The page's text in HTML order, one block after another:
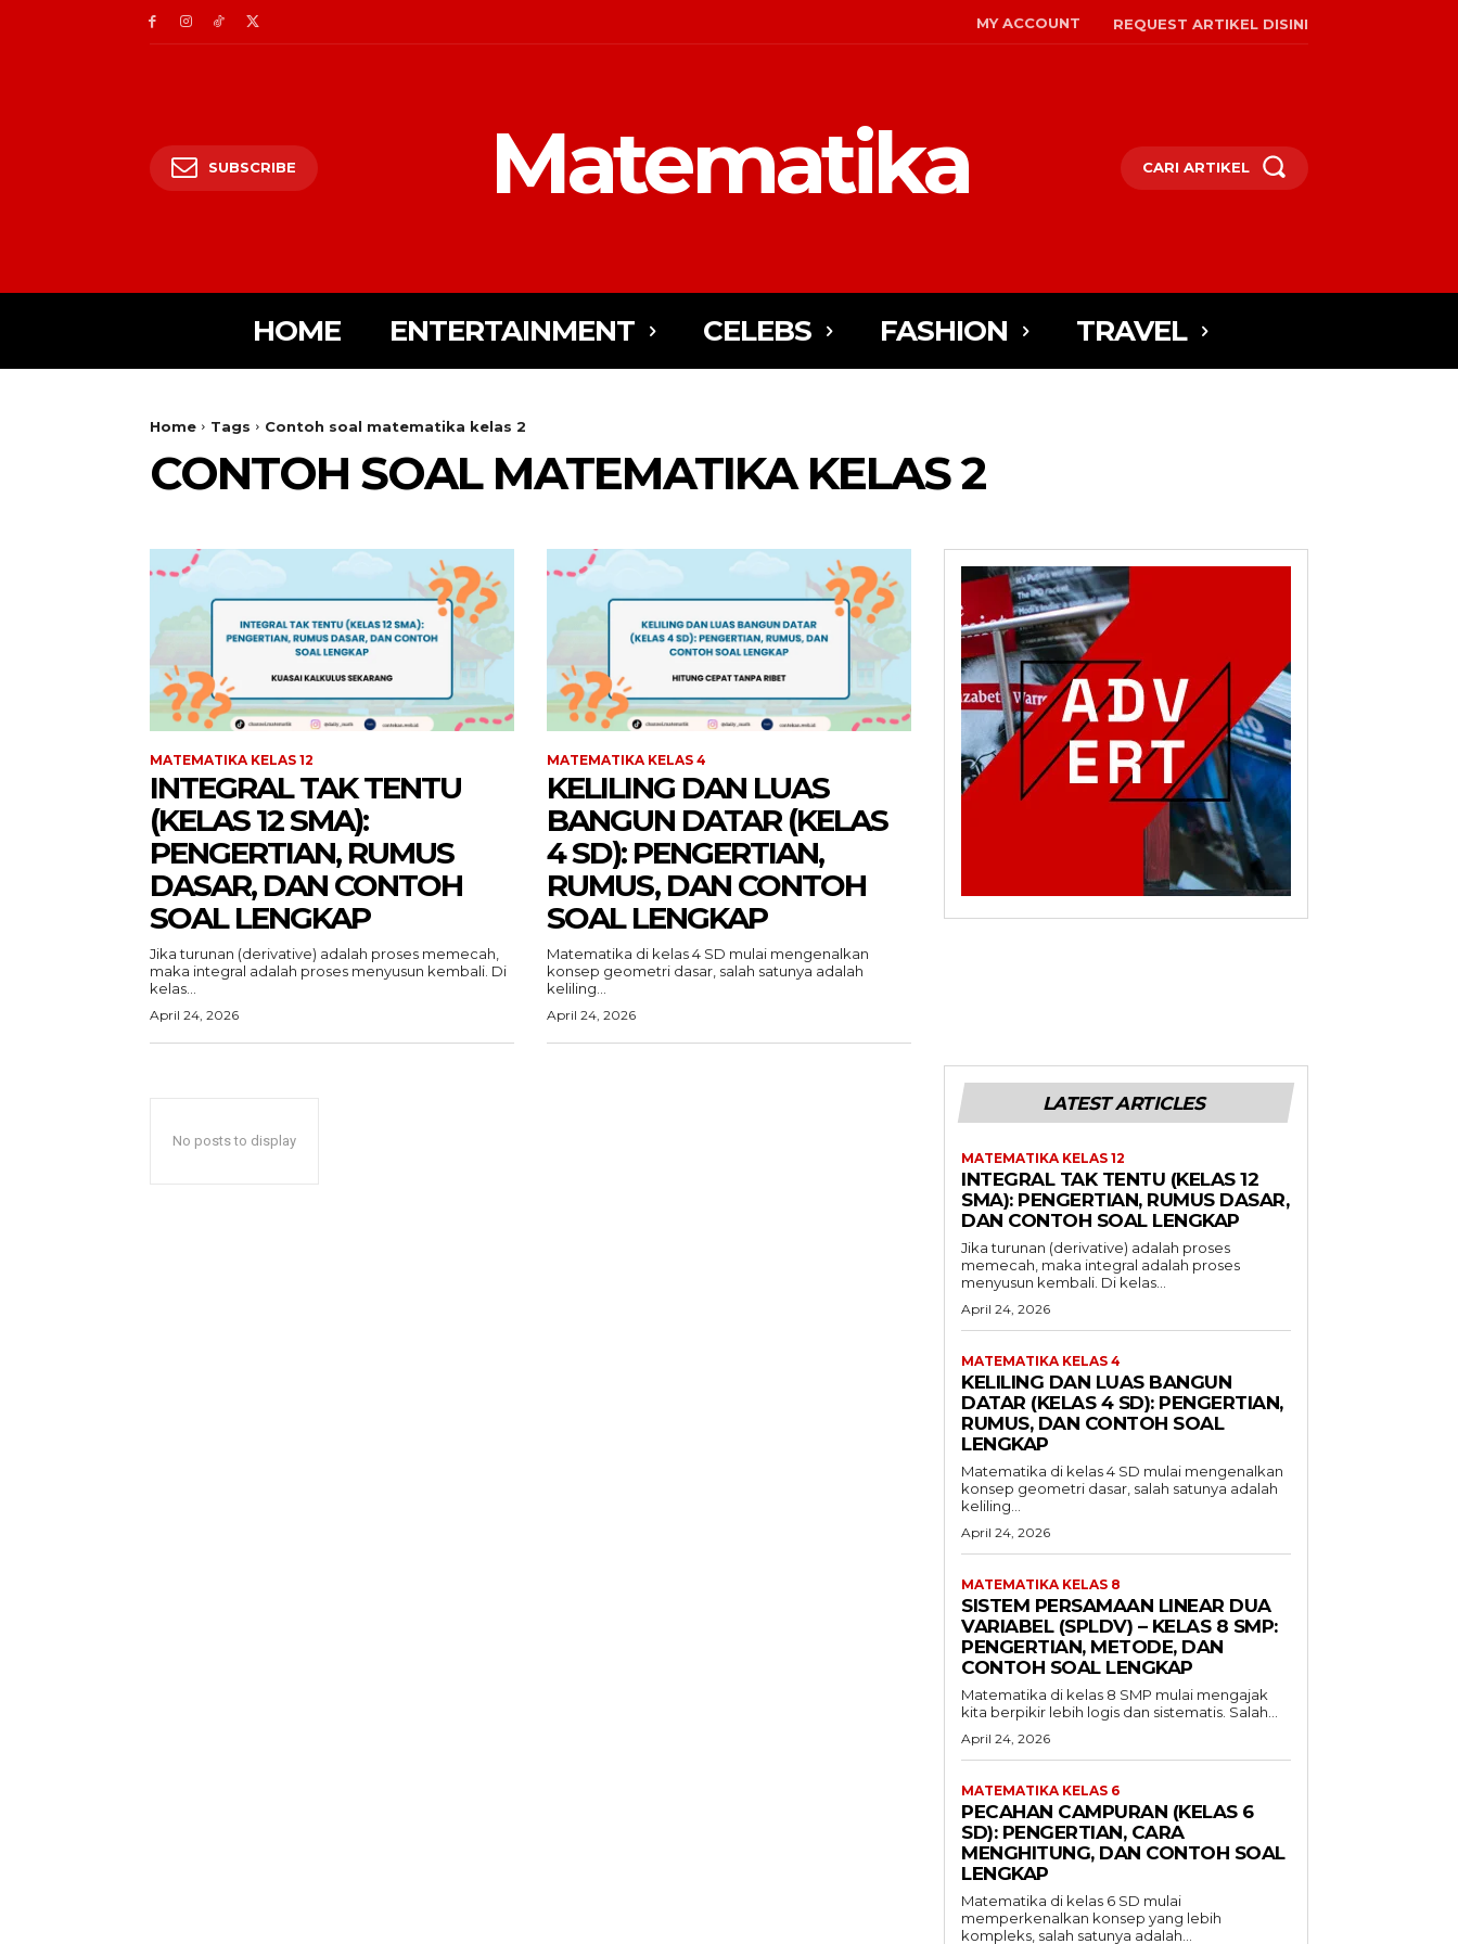
MY ACCOUNT REQUEST ARTIKEL DISINI
SUBSCRIBE Matematika CARI ARTIKEL
HOME ENTERTAINMENT CELEBS FASHION TRAVEL
Home Tags Contoh soal matematika kelas 2
CONTOH SOAL MATEMATIKA KELAS 2
MATEMATIKA KELAS 12
INTEGRAL TAK TENTU
(KELAS 12 SMA):
PENGERTIAN, RUMUS
DASAR, DAN CONTOH
SOAL LENGKAP
Jika turunan (derivative) adalah proses memecah,
maka integral adalah proses menyusun kembali. Di
kelas...
April 24, 2026
MATEMATIKA KELAS 4
KELILING DAN LUAS
BANGUN DATAR (KELAS
4 SD): PENGERTIAN,
RUMUS, DAN CONTOH
SOAL LENGKAP
Matematika di kelas 4 SD mulai mengenalkan
konsep geometri dasar, salah satunya adalah
keliling...
April 24, 2026
No posts to display
LATEST ARTICLES
MATEMATIKA KELAS 12
INTEGRAL TAK TENTU (KELAS 12
SMA): PENGERTIAN, RUMUS DASAR,
DAN CONTOH SOAL LENGKAP
Jika turunan (derivative) adalah proses
memecah, maka integral adalah proses
menyusun kembali. Di kelas...
April 24, 2026
MATEMATIKA KELAS 4
KELILING DAN LUAS BANGUN
DATAR (KELAS 4 SD): PENGERTIAN,
RUMUS, DAN CONTOH SOAL
LENGKAP
Matematika di kelas 4 SD mulai mengenalkan
konsep geometri dasar, salah satunya adalah
keliling...
April 24, 2026
MATEMATIKA KELAS 8
SISTEM PERSAMAAN LINEAR DUA
VARIABEL (SPLDV) – KELAS 8 SMP:
PENGERTIAN, METODE, DAN
CONTOH SOAL LENGKAP
Matematika di kelas 8 SMP mulai mengajak
kita berpikir lebih logis dan sistematis. Salah...
April 24, 2026
MATEMATIKA KELAS 6
PECAHAN CAMPURAN (KELAS 6
SD): PENGERTIAN, CARA
MENGHITUNG, DAN CONTOH SOAL
LENGKAP
Matematika di kelas 6 SD mulai
memperkenalkan konsep yang lebih
kompleks, salah satunya adalah...